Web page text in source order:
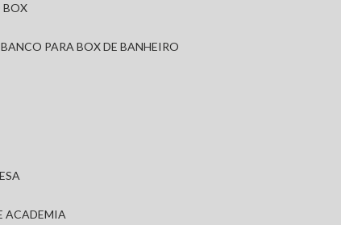
BOX
BANCO PARA BOX DE BANHEIRO
ACADEMIA